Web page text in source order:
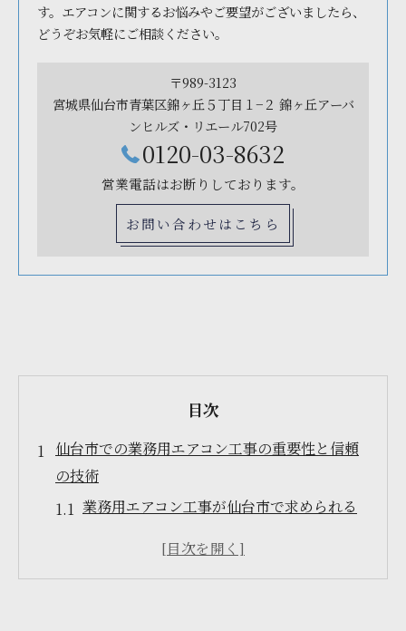
す。エアコンに関するお悩みやご要望がございましたら、
どうぞお気軽にご相談ください。
〒989-3123
宮城県仙台市青葉区錦ヶ丘５丁目１−２ 錦ヶ丘アーバ
ンヒルズ・リエール702号
0120-03-8632
営業電話はお断りしております。
お問い合わせはこちら
目次
仙台市での業務用エアコン工事の重要性と信頼
の技術
業務用エアコン工事が仙台市で求められる